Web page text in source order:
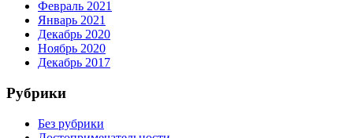
Февраль 2021
Январь 2021
Декабрь 2020
Ноябрь 2020
Декабрь 2017
Рубрики
Без рубрики